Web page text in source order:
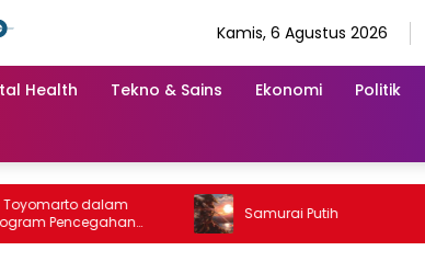
Kamis, 6 Agustus 2026
Health Tekno & Sains Ekonomi Politik
Desa
Samurai Putih